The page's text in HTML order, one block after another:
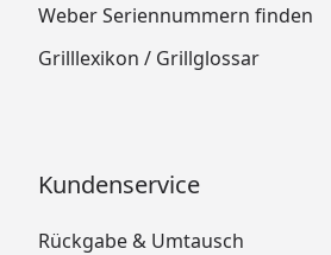
Weber Seriennummern finden
Grilllexikon / Grillglossar
Kundenservice
Rückgabe & Umtausch